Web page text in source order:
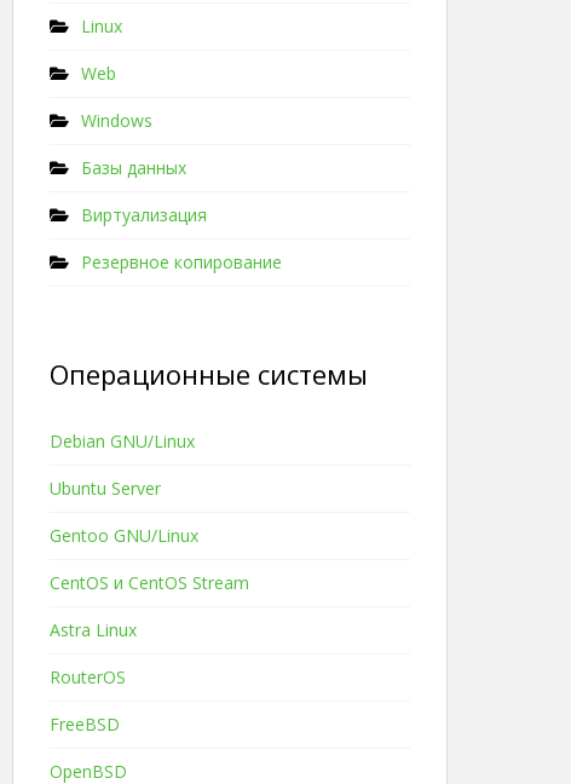
Linux
Web
Windows
Базы данных
Виртуализация
Резервное копирование
Операционные системы
Debian GNU/Linux
Ubuntu Server
Gentoo GNU/Linux
CentOS и CentOS Stream
Astra Linux
RouterOS
FreeBSD
OpenBSD